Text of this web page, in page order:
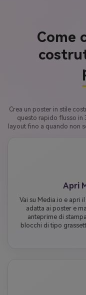
Come
Crea un poster in stile
questo rapido flusso in
layout fino a quando non
Apri
Vai su Media.io e apri
adatta ai poster e
anteprime di
blocchi di tipo